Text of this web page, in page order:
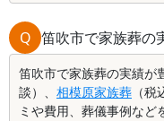
Q 笛吹市で家族葬の
笛吹市で家族葬の実績が
談）、 相模原家族葬 （
ミや費用、葬儀事例など